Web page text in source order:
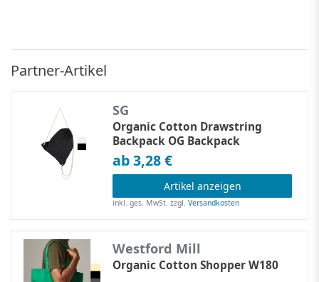
Partner-Artikel
SG
Organic Cotton Drawstring
Backpack OG Backpack
ab 3,28 €
Artikel anzeigen
inkl. ges. MwSt. zzgl.Versandkosten
Westford Mill
Organic Cotton Shopper W180